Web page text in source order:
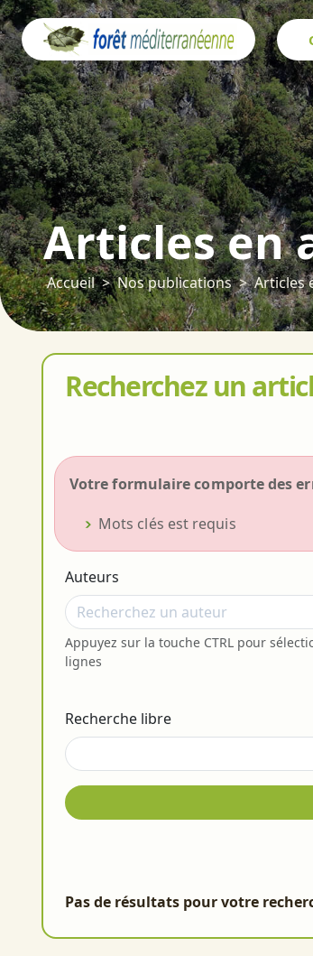
Articles en
Accueil Nos publications Articles
Recherchez un
Votre formulaire comporte des
Mots clés est requis
Auteurs
Appuyez sur la touche CTRL pour
lignes
Recherche libre
Pas de résultats pour votre
Panneau de gestion des cookies